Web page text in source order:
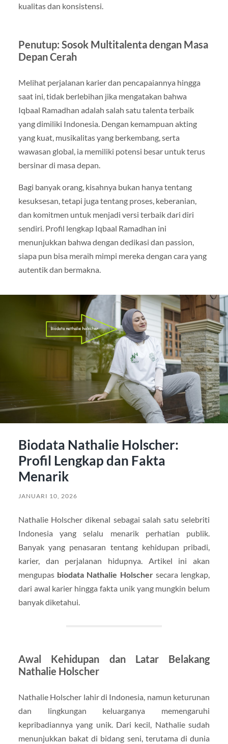
kualitas dan konsistensi.
Penutup: Sosok Multitalenta dengan Masa
Depan Cerah
Melihat perjalanan karier dan pencapaiannya hingga
saat ini, tidak berlebihan jika mengatakan bahwa
Iqbaal Ramadhan adalah salah satu talenta terbaik
yang dimiliki Indonesia. Dengan kemampuan akting
yang kuat, musikalitas yang berkembang, serta
wawasan global, ia memiliki potensi besar untuk terus
bersinar di masa depan.
Bagi banyak orang, kisahnya bukan hanya tentang
kesuksesan, tetapi juga tentang proses, keberanian,
dan komitmen untuk menjadi versi terbaik dari diri
sendiri. Profil lengkap Iqbaal Ramadhan ini
menunjukkan bahwa dengan dedikasi dan passion,
siapa pun bisa meraih mimpi mereka dengan cara yang
autentik dan bermakna.
Biodata Nathalie Holscher:
Profil Lengkap dan Fakta
Menarik
JANUARI 10, 2026
Nathalie Holscher dikenal sebagai salah satu selebriti
Indonesia yang selalu menarik perhatian publik.
Banyak yang penasaran tentang kehidupan pribadi,
karier, dan perjalanan hidupnya. Artikel ini akan
mengupas biodata Nathalie Holschersecara lengkap,
dari awal karier hingga fakta unik yang mungkin belum
banyak diketahui.
Awal Kehidupan dan Latar Belakang
Nathalie Holscher
Nathalie Holscher lahir di Indonesia, namun keturunan
dan lingkungan keluarganya memengaruhi
kepribadiannya yang unik. Dari kecil, Nathalie sudah
menunjukkan bakat di bidang seni, terutama di dunia